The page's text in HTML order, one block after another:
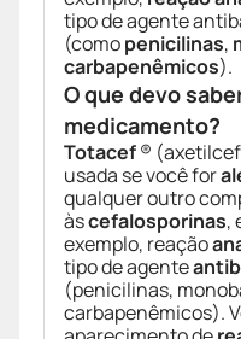
tipo de agente
(comopenicilinas,
carbapenêmicos).
O que devo
medicamento?
Totacef®
usada se você for
qualquer outro
àscefalosporinas,
exemplo, reação
tipo de agente
(penicilinas,
carbapenêmicos).